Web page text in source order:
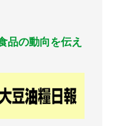
品の動向を伝え